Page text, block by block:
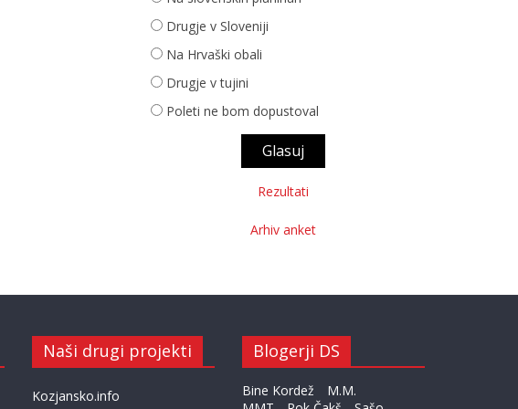
Drugje v Sloveniji
Na Hrvaški obali
Drugje v tujini
Poleti ne bom dopustoval
Rezultati
Arhiv anket
Naši drugi projekti
Kozjansko.info
Blogerji DS
Bine Kordež
M.M.